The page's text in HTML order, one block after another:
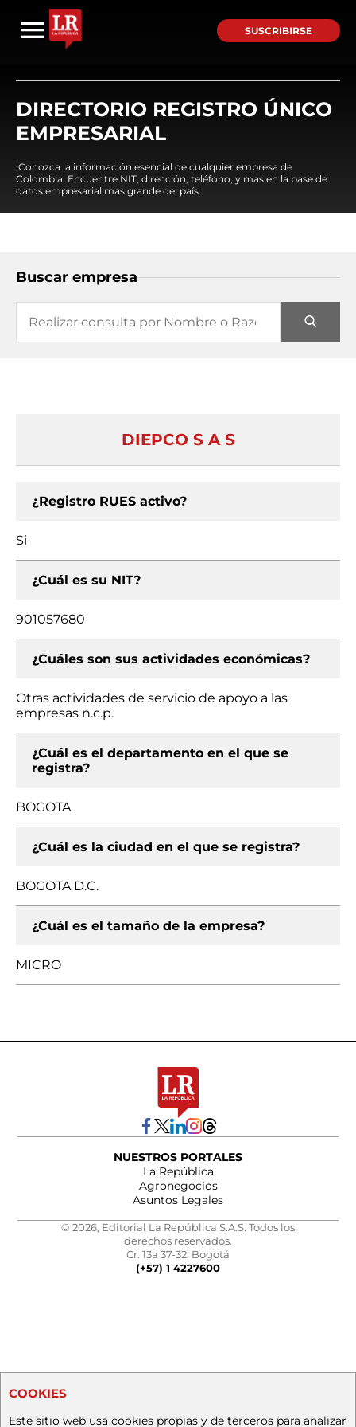
SUSCRIBIRSE
DIRECTORIO REGISTRO ÚNICO
EMPRESARIAL
¡Conozca la información esencial de cualquier empresa de
Colombia! Encuentre NIT, dirección, teléfono, y mas en la base de
datos empresarial mas grande del país.
Buscar empresa
DIEPCO S A S
¿Registro RUES activo?
Si
¿Cuál es su NIT?
901057680
¿Cuáles son sus actividades económicas?
Otras actividades de servicio de apoyo a las
empresas n.c.p.
¿Cuál es el departamento en el que se
registra?
BOGOTA
¿Cuál es la ciudad en el que se registra?
BOGOTA D.C.
¿Cuál es el tamaño de la empresa?
MICRO
NUESTROS PORTALES
La República
Agronegocios
Asuntos Legales
© 2026, Editorial La República S.A.S. Todos los
derechos reservados.
Cr. 13a 37-32, Bogotá
(+57) 1 4227600
COOKIES
Este sitio web usa cookies propias y de terceros para analizar